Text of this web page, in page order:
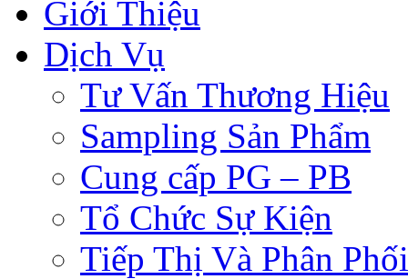
Giới Thiệu
Dịch Vụ
Tư Vấn Thương Hiệu
Sampling Sản Phẩm
Cung cấp PG – PB
Tổ Chức Sự Kiện
Tiếp Thị Và Phân Phối